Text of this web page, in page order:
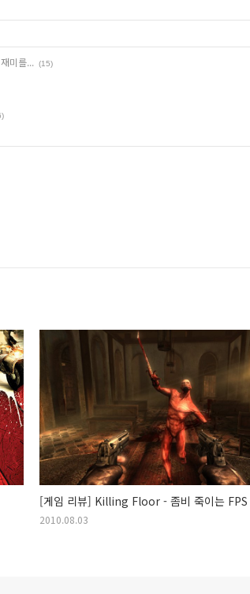
미를...
(15)
[게임 리뷰] Killing Floor - 좀비 죽이는 FPS
2010.08.03